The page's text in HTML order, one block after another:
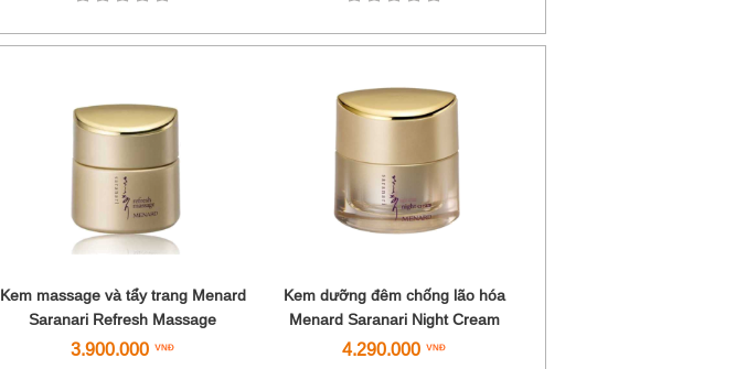
Kem massage và tẩy trang Menard
Saranari Refresh Massage
3.900.000
Kem dưỡng đêm chống lão hóa
Menard Saranari Night Cream
4.290.000